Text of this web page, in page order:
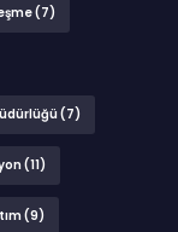
(7)
(7)
(11)
(9)